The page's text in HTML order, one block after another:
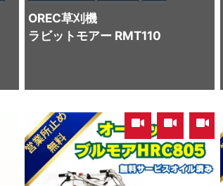
OREC草刈機
ラビットモアー RMT110
,